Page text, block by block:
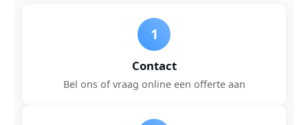
1
Contact
Bel ons of vraag online een offerte aan